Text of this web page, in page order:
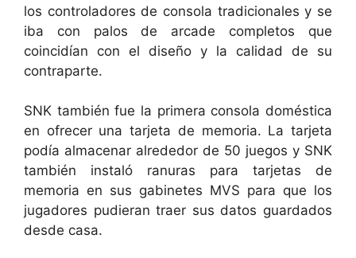
los controladores de consola tradicionales y se
iba con palos de arcade completos que
coincidían con el diseño y la calidad de su
contraparte.
SNK también fue la primera consola doméstica
en ofrecer una tarjeta de memoria. La tarjeta
podía almacenar alrededor de 50 juegos y SNK
también instaló ranuras para tarjetas de
memoria en sus gabinetes MVS para que los
jugadores pudieran traer sus datos guardados
desde casa.